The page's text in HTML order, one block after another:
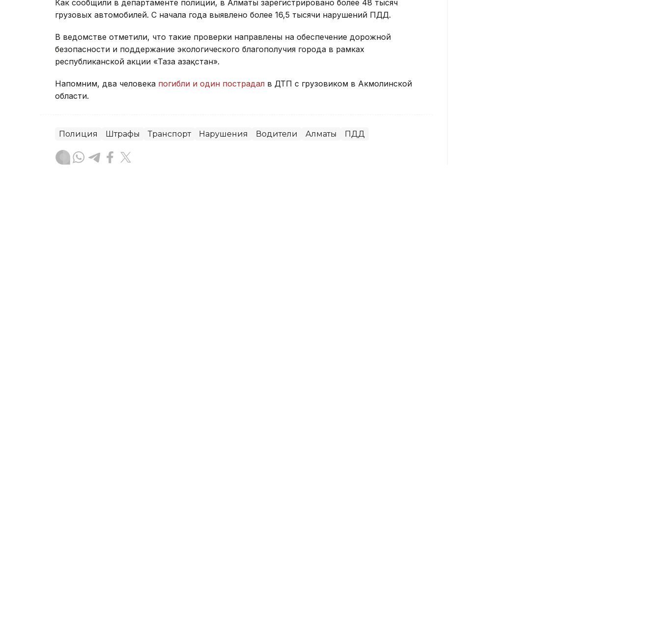
Как сообщили в департаменте полиции, в Алматы зарегистрировано более 48 тысяч
грузовых автомобилей. С начала года выявлено более 16,5 тысячи нарушений ПДД.
В ведомстве отметили, что такие проверки направлены на обеспечение дорожной
безопасности и поддержание экологического благополучия города в рамках
республиканской акции «Таза Қазақстан».
Напомним, два человека погибли и один пострадал в ДТП с грузовиком в Акмолинской
области.
Полиция Штрафы Транспорт Нарушения Водители Алматы ПДД